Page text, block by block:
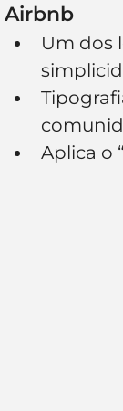
Airbnb
Um dos
Aplica o